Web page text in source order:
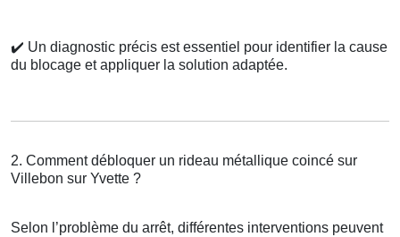
✔️ Un diagnostic précis est essentiel pour identifier la cause
du blocage et appliquer la solution adaptée.
2. Comment débloquer un rideau métallique coincé sur
Villebon sur Yvette ?
Selon l’problème du arrêt, différentes interventions peuvent